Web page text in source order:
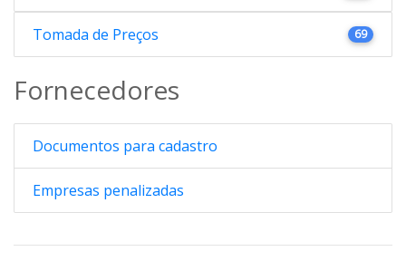
Tomada de Preços 69
Fornecedores
Documentos para cadastro
Empresas penalizadas